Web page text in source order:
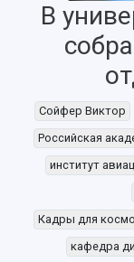
Ключевые
Рейтинги
Бортжурнал
Объявления
Абитуриенту
Научные
В
Сойфер Виктор
Российская
институт
Кадры для
кафедра